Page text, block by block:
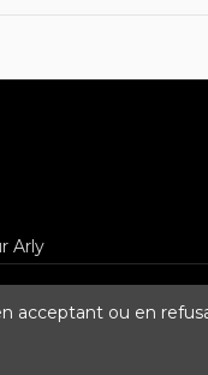
Arly
acceptant ou en